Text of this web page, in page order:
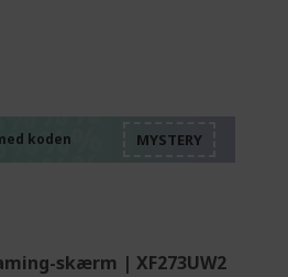
koden
skærm | XF273UW2